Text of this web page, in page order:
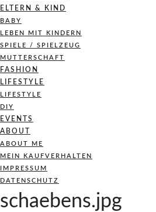
ELTERN & KIND
BABY
LEBEN MIT KINDERN
SPIELE / SPIELZEUG
MUTTERSCHAFT
FASHION
LIFESTYLE
LIFESTYLE
DIY
EVENTS
ABOUT
ABOUT ME
MEIN KAUFVERHALTEN
IMPRESSUM
DATENSCHUTZ
schaebens.jpg